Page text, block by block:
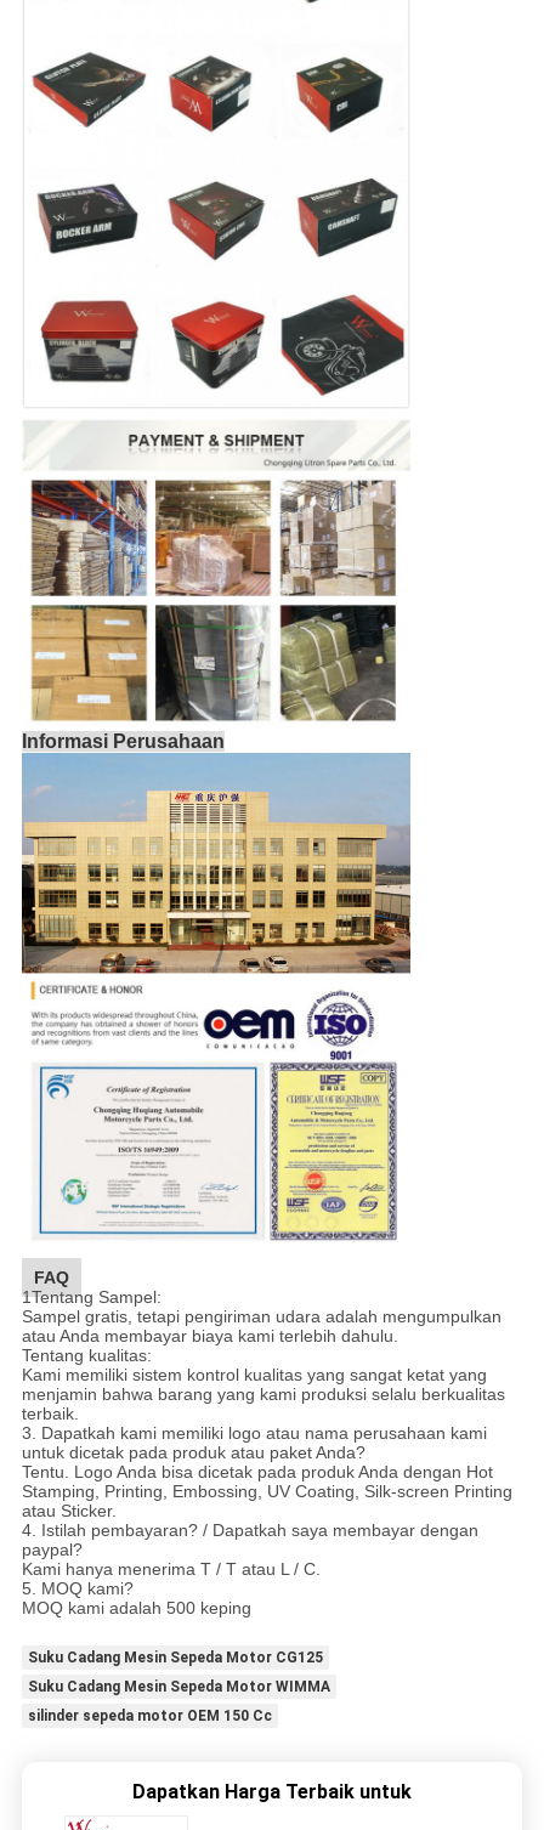
Informasi Perusahaan
FAQ
1Tentang Sampel:
Sampel gratis, tetapi pengiriman udara adalah mengumpulkan
atau Anda membayar biaya kami terlebih dahulu.
Tentang kualitas:
Kami memiliki sistem kontrol kualitas yang sangat ketat yang
menjamin bahwa barang yang kami produksi selalu berkualitas
terbaik.
3. Dapatkah kami memiliki logo atau nama perusahaan kami
untuk dicetak pada produk atau paket Anda?
Tentu. Logo Anda bisa dicetak pada produk Anda dengan Hot
Stamping, Printing, Embossing, UV Coating, Silk-screen Printing
atau Sticker.
4. Istilah pembayaran? / Dapatkah saya membayar dengan
paypal?
Kami hanya menerima T / T atau L / C.
5. MOQ kami?
MOQ kami adalah 500 keping
Suku Cadang Mesin Sepeda Motor CG125
Suku Cadang Mesin Sepeda Motor WIMMA
silinder sepeda motor OEM 150 Cc
Dapatkan Harga Terbaik untuk